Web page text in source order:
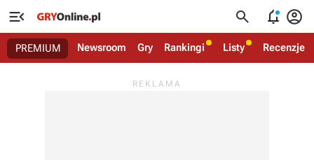
   
PREMIUM Newsroom Gry Rankingi Listy Recenzje